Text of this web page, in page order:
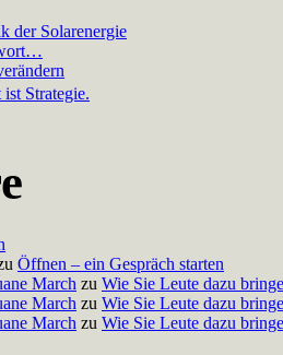
der Solarenergie
Strategie.
Öffnen – ein Gespräch starten
March zu Wie Sie Leute dazu
March zu Wie Sie Leute dazu
March zu Wie Sie Leute dazu